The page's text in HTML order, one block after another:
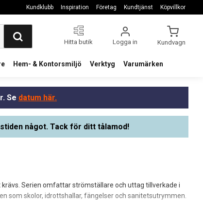
Kundklubb Inspiration Företag Kundtjänst Köpvillkor
Hitta butik Logga in Kundvagn
Hem- & Kontorsmiljö Verktyg Varumärken
Se datum här.
något. Tack för ditt tålamod!
Serien omfattar strömställare och uttag tillverkade i
som skolor, idrottshallar, fängelser och sanitetsutrymmen.